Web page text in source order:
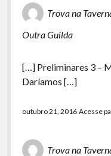
Trova na
Outra Guilda
[…] Preliminares 3 –
Daríamos […]
outubro 21, 2016 Acesse
Trova na